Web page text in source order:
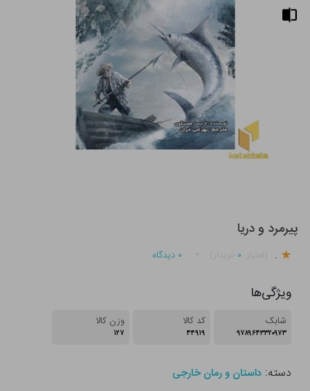
پیرمرد و دریا
. ۰ ۰ دیدگاه
ویژگی‌ها
شابک
۹۷۸۹۶۴۳۳۲۰۹۷۳
کد کالا
۴۴۹۱۹
وزن کالا
۱۲۷
دسته:داستان و رمان خارجی